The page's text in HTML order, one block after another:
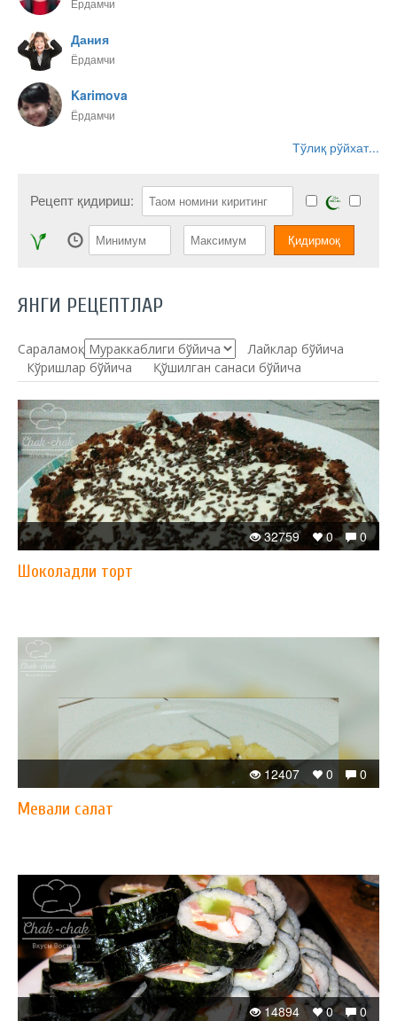
Ёрдамчи
Дания
Ёрдамчи
Karimova
Ёрдамчи
Тўлиқ рўйхат...
Рецепт қидириш:
ЯНГИ РЕЦЕПТЛАР
Сараламоқ:
Лайклар бўйича
Кўришлар бўйича
Қўшилган санаси бўйича
0
0
32759
Шоколадли торт
0
0
12407
Мевали салат
0
0
14894